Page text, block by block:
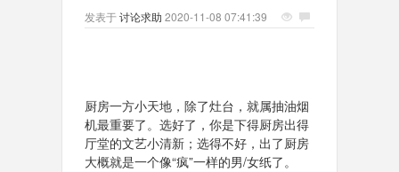
发表于讨论求助 2020-11-08 07:41:39
厨房一方小天地，除了灶台，就属抽油烟
机最重要了。选好了，你是下得厨房出得
厅堂的文艺小清新；选得不好，出了厨房
大概就是一个像“疯”一样的男/女纸了。